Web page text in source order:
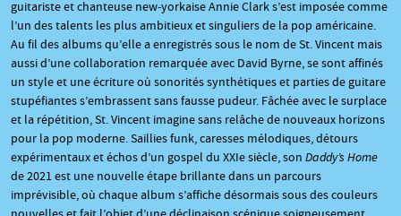
guitariste et chanteuse new-yorkaise Annie Clark s’est imposée comme
l’un des talents les plus ambitieux et singuliers de la pop américaine.
Au fil des albums qu’elle a enregistrés sous le nom de St. Vincent mais
aussi d’une collaboration remarquée avec David Byrne, se sont affinés
un style et une écriture où sonorités synthétiques et parties de guitare
stupéfiantes s’embrassent sans fausse pudeur. Fâchée avec le surplace
et la répétition, St. Vincent imagine sans relâche de nouveaux horizons
pour la pop moderne. Saillies funk, caresses mélodiques, détours
expérimentaux et échos d’un gospel du XXIe siècle, son Daddy’s Home
de 2021 est une nouvelle étape brillante dans un parcours
imprévisible, où chaque album s’affiche désormais sous des couleurs